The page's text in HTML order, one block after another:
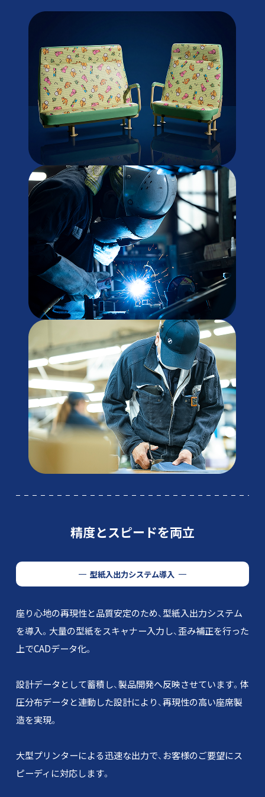
精度とスピードを両立
型紙入出力システム導入
座り心地の再現性と品質安定のため、型紙入出力システム
を導入。 大量の型紙をスキャナー入力し、歪み補正を行った
上でCADデータ化。
設計データとして蓄積し、製品開発へ反映させています。 体
圧分布データと連動した設計により、再現性の高い座席製
造を実現。
大型プリンターによる迅速な出力で、お客様のご要望にス
ピーディに対応します。